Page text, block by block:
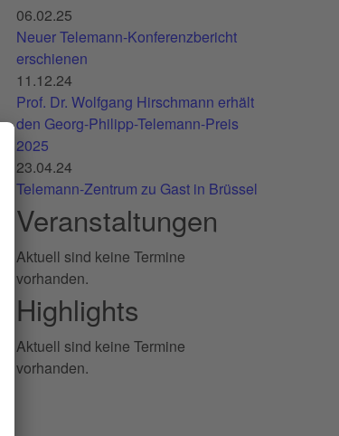
06.02.25
Neuer Telemann-Konferenzbericht
erschienen
11.12.24
Prof. Dr. Wolfgang Hirschmann erhält
den Georg-Philipp-Telemann-Preis
2025
23.04.24
Telemann-Zentrum zu Gast in Brüssel
Veranstaltungen
Aktuell sind keine Termine
vorhanden.
Highlights
Aktuell sind keine Termine
vorhanden.